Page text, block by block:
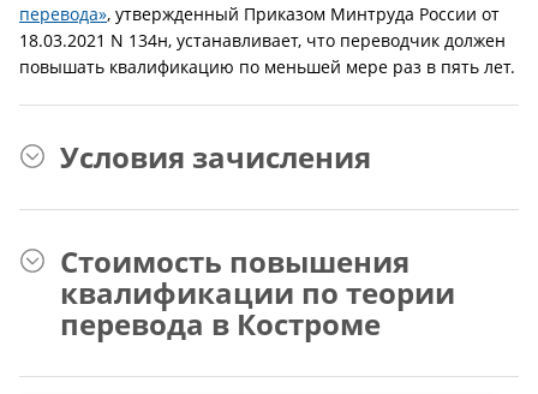
перевода», утвержденный Приказом Минтруда России от
18.03.2021 N 134н, устанавливает, что переводчик должен
повышать квалификацию по меньшей мере раз в пять лет.
Условия зачисления
Стоимость повышения
квалификации по теории
перевода в Костроме